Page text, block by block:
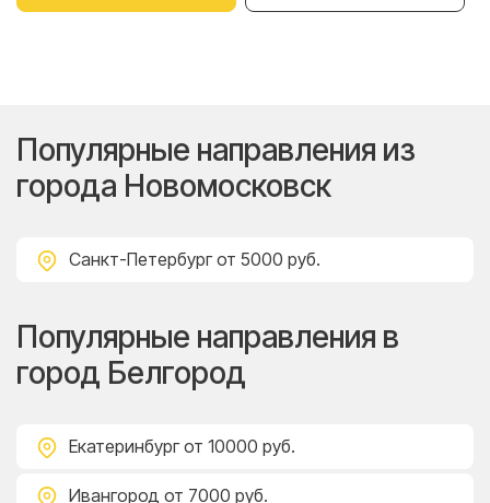
Популярные направления из
города Новомосковск
Санкт-Петербург от 5000 руб.
Популярные направления в
город Белгород
Екатеринбург от 10000 руб.
Ивангород от 7000 руб.